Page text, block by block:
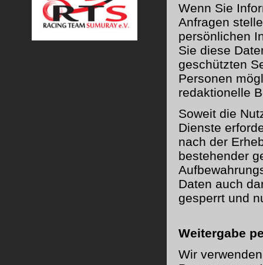
Wenn Sie
Anfragen
persönlichen
Sie diese
geschützten
Personen
redaktionelle
Soweit die
Dienste
nach der
bestehender
Daten auch
gesperrt und
Weitergabe
Wir